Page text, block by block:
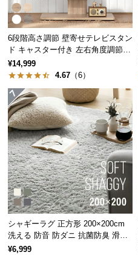
開
梱
設
置
サ
ー
ビ
ス
に
つ
い
て
搬
入
経
路
に
6段階高さ調節 壁寄せテレビスタン
ド キャスター付き 左右角度調節機
能
¥14,999
4.67 （6）
シャギーラグ 正方形 200×200cm
洗える 防音 防ダニ 抗菌防臭 滑り
止め付き
¥6,999